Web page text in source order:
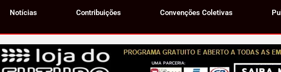
Notícias Contribuições Convenções Coletivas